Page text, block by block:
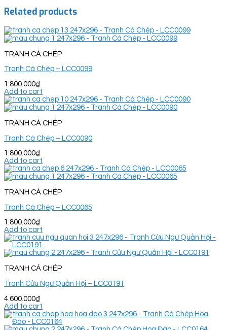
Related products
TRANH CÁ CHÉP
Tranh Cá Chép – LCC0099
1.800.000₫
Add to cart
TRANH CÁ CHÉP
Tranh Cá Chép – LCC0090
1.800.000₫
Add to cart
TRANH CÁ CHÉP
Tranh Cá Chép – LCC0065
1.800.000₫
Add to cart
TRANH CÁ CHÉP
Tranh Cửu Ngư Quần Hội – LCC0191
4.600.000₫
Add to cart